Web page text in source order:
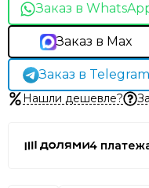
Заказ в
Заказ в Max
Заказ в Telegram
Нашли дешевле?
4